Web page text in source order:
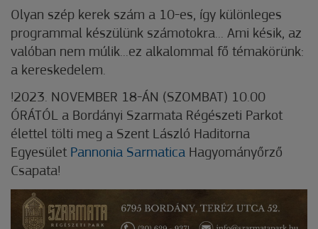
Olyan szép kerek szám a 10-es, így különleges
programmal készülünk számotokra... Ami késik, az
valóban nem múlik...ez alkalommal fő témakörünk:
a kereskedelem.
!2023. NOVEMBER 18-ÁN (SZOMBAT) 10.00
ÓRÁTÓL a Bordányi Szarmata Régészeti Parkot
élettel tölti meg a Szent László Haditorna
Egyesület Pannonia Sarmatica Hagyományőrző
Csapata!